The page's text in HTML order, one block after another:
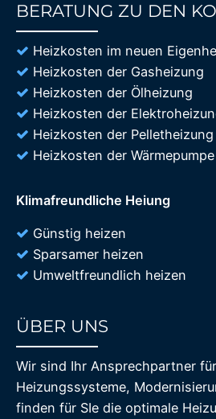
BERATUNG ZU DEN
Heizkosten im neuen
Heizkosten der Gasheizung
Heizkosten der Ölheizung
Heizkosten der
Heizkosten der Pelletheizung
Heizkosten der Wärmepumpe
Klimafreundliche Heiung
Günstig heizen
Sparsamer heizen
Umweltfreundlich heizen
ÜBER UNS
Wir sind Ihr Ansprechpartner
Heizungssysteme,
finden für SIe die optimale